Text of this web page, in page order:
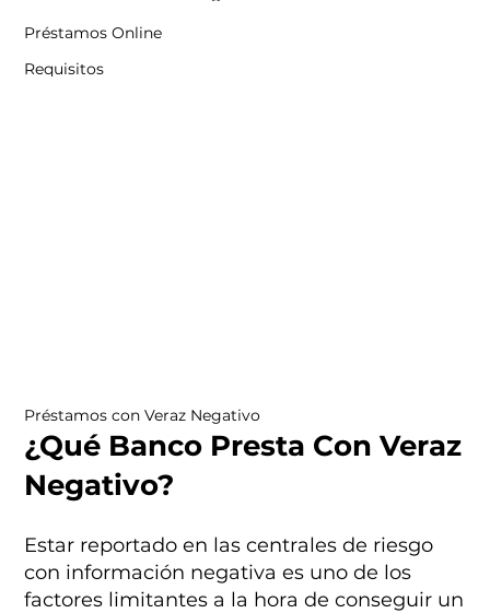
Préstamos con Veraz Negativo
¿Qué Banco Presta Con Veraz
Negativo?
Estar reportado en las centrales de riesgo
con información negativa es uno de los
factores limitantes a la hora de conseguir un
Préstamos Online
Requisitos